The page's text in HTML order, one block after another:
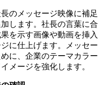
のメッセージ映像に補足
します。社長の言葉に合
を示す画像や動画を挿入
に仕上げます。メッセー
に、企業のテーマカラー
メージを強化します。